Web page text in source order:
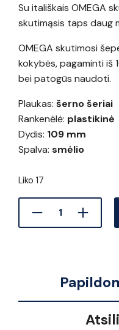
Su itališkais OMEGA
skutimąsis taps daug
OMEGA skutimosi
kokybės, pagaminti iš
bei patogūs naudoti.
Plaukas: šerno šeriai
Rankenėlė: plastikinė
Dydis: 109 mm
Spalva: smėlio
Liko 17